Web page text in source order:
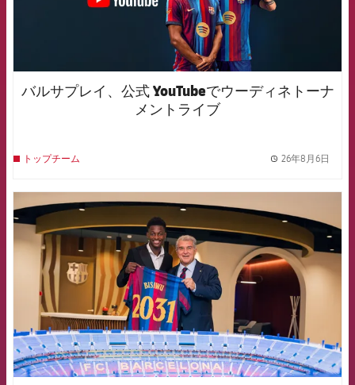
バルサプレイ、公式 YouTubeでウーディネトーナ
メントライブ
トップチーム 26年8月6日